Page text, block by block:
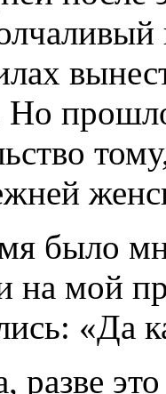
было
на мой
«Да
разве